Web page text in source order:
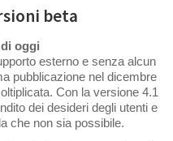
beta
oggi
esterno e senza alcun
pubblicazione nel dicembre
Con la versione 4.1
dei desideri degli utenti e
che non sia possibile.